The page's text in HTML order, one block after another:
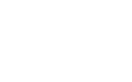
à notre newsletter :